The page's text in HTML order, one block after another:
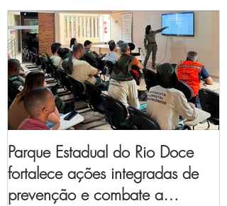
Parque Estadual do Rio Doce
fortalece ações integradas de
prevenção e combate a